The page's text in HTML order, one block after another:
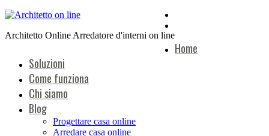
Architetto Online Arredatore d'interni on line
Home
Soluzioni
Come funziona
Chi siamo
Blog
Progettare casa online
Arredare casa online